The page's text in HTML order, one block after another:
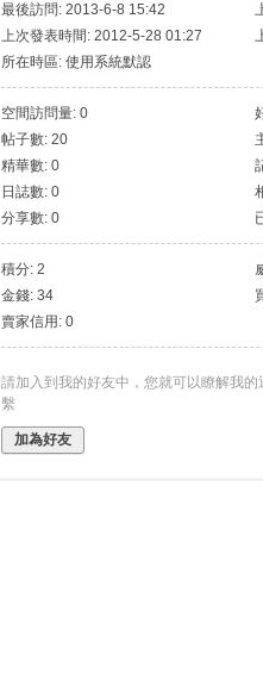
最後訪問: 2013-6-8 15:42
上次發表時間: 2012-5-28 01:27
所在時區: 使用系統默認
空間訪問量: 0
帖子數: 20
精華數: 0
日誌數: 0
分享數: 0
積分: 2
金錢: 34
賣家信用: 0
請加入到我的好友中，您就可以瞭解我
繫
加為好友